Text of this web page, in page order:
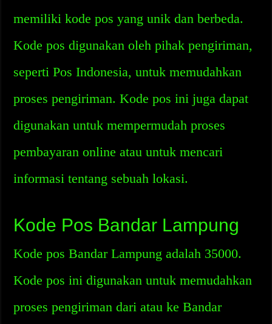
memiliki kode pos yang unik dan berbeda.
Kode pos digunakan oleh pihak pengiriman,
seperti Pos Indonesia, untuk memudahkan
proses pengiriman. Kode pos ini juga dapat
digunakan untuk mempermudah proses
pembayaran online atau untuk mencari
informasi tentang sebuah lokasi.
Kode Pos Bandar Lampung
Kode pos Bandar Lampung adalah 35000.
Kode pos ini digunakan untuk memudahkan
proses pengiriman dari atau ke Bandar